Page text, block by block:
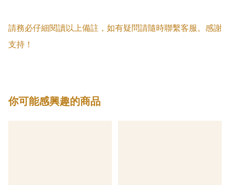
請務必仔細閱讀以上備註，如有疑問請隨時聯繫客服。感謝
支持！
你可能感興趣的商品